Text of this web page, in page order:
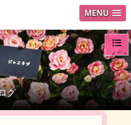
MENU
グ
メニュ
ログイ